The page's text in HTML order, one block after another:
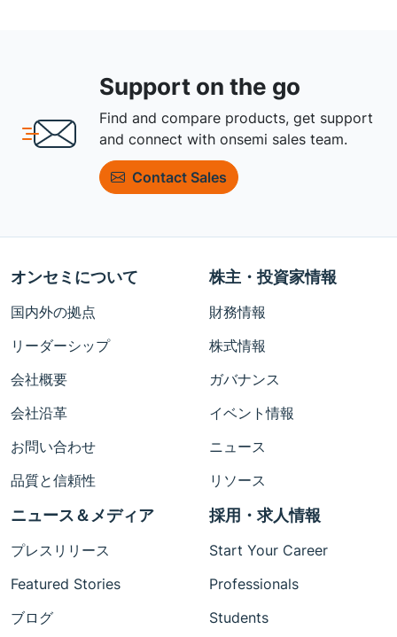
Support on the go
Find and compare products, get support
and connect with onsemi sales team.
Contact Sales
オンセミについて
国内外の拠点
リーダーシップ
会社概要
会社沿革
お問い合わせ
品質と信頼性
株主・投資家情報
財務情報
株式情報
ガバナンス
イベント情報
ニュース
リソース
ニュース＆メディア
プレスリリース
Featured Stories
ブログ
採用・求人情報
Start Your Career
Professionals
Students